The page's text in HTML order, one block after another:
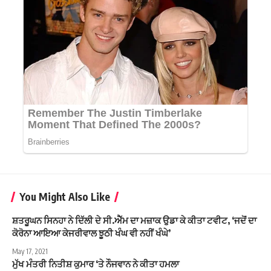
You Might Also Like
ਸ਼ਤਰੂਘਨ ਸਿਨਹਾ ਨੇ ਦਿੱਲੀ ਦੇ ਸੀ.ਐੱਮ ਦਾ ਮਜ਼ਾਕ ਉਡਾ ਕੇ ਕੀਤਾ ਟਵੀਟ, ‘ਜਦੋਂ ਦਾ
ਕੋਰੋਨਾ ਆਇਆ ਕੇਜਰੀਵਾਲ ਝੂਠੀ ਖੰਘ ਵੀ ਨਹੀਂ ਖੰਘੇ’
May 17, 2021
ਮੁੱਖ ਮੰਤਰੀ ਨਿਤੀਸ਼ ਕੁਮਾਰ ‘ਤੇ ਨੌਜਵਾਨ ਨੇ ਕੀਤਾ ਹਮਲਾ